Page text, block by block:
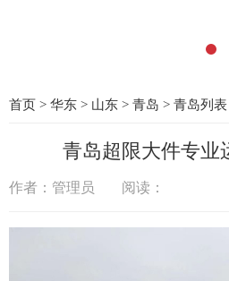
首页 > 华东 > 山东 > 青岛 > 青岛列表
青岛超限大件专业
作者：管理员 阅读：